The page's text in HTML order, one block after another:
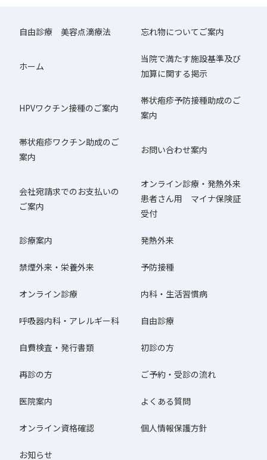
自由診療 美容点滴療法 忘れ物についてご案内
ホーム
当院で満たす施設基準及び
加算に関する掲示
HPVワクチン接種のご案内
帯状疱疹予防接種助成のご
案内
帯状疱疹ワクチン助成のご
案内
お問い合わせ案内
会社宛請求でのお支払いの
ご案内
オンライン診療・発熱外来
患者さん用 マイナ保険証
受付
診療案内 発熱外来
禁煙外来・栄養外来 予防接種
オンライン診療 内科・生活習慣病
呼吸器内科・アレルギー科 自由診療
自費検査・発行書類 初診の方
再診の方 ご予約・受診の流れ
医院案内 よくある質問
オンライン資格確認 個人情報保護方針
お知らせ